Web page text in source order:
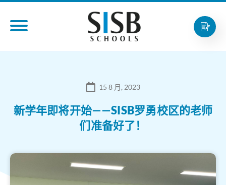
15 8 月, 2023
新学年即将开始——SISB罗勇校区的老师
们准备好了！